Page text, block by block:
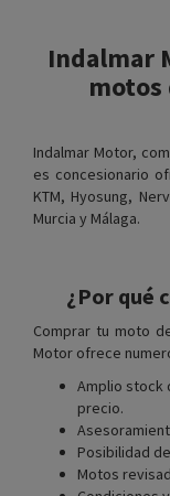
Indalmar
motos
Indalmar Motor,
es concesionario
KTM, Hyosung,
Murcia y Málaga.
¿Por qué
Comprar tu moto
Motor ofrece
Amplio stock
precio.
Posibilidad
Motos